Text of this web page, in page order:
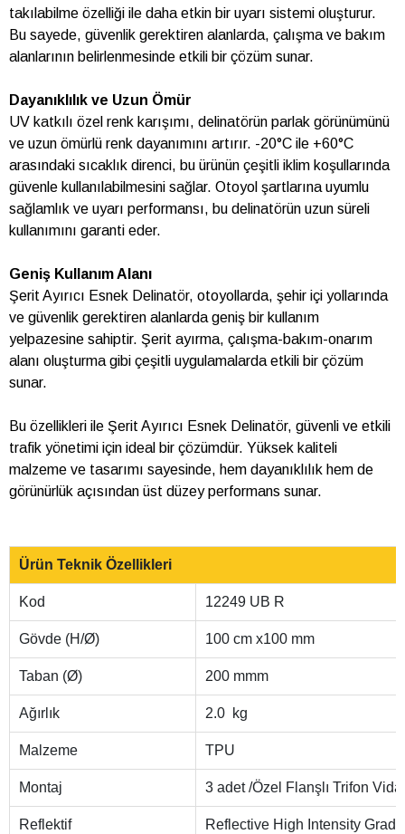
takılabilme özelliği ile daha etkin bir uyarı sistemi oluşturur.
Bu sayede, güvenlik gerektiren alanlarda, çalışma ve bakım
alanlarının belirlenmesinde etkili bir çözüm sunar.
Dayanıklılık ve Uzun Ömür
UV katkılı özel renk karışımı, delinatörün parlak görünümünü
ve uzun ömürlü renk dayanımını artırır. -20°C ile +60°C
arasındaki sıcaklık direnci, bu ürünün çeşitli iklim koşullarında
güvenle kullanılabilmesini sağlar. Otoyol şartlarına uyumlu
sağlamlık ve uyarı performansı, bu delinatörün uzun süreli
kullanımını garanti eder.
Geniş Kullanım Alanı
Şerit Ayırıcı Esnek Delinatör, otoyollarda, şehir içi yollarında
ve güvenlik gerektiren alanlarda geniş bir kullanım
yelpazesine sahiptir. Şerit ayırma, çalışma-bakım-onarım
alanı oluşturma gibi çeşitli uygulamalarda etkili bir çözüm
sunar.
Bu özellikleri ile Şerit Ayırıcı Esnek Delinatör, güvenli ve etkili
trafik yönetimi için ideal bir çözümdür. Yüksek kaliteli
malzeme ve tasarımı sayesinde, hem dayanıklılık hem de
görünürlük açısından üst düzey performans sunar.
Ürün Teknik Özellikleri
Kod 12249 UB R
Gövde (H/Ø) 100 cm x100 mm
Taban (Ø) 200 mmm
Ağırlık 2.0 kg
Malzeme TPU
Montaj 3 adet /Özel Flanşlı Trifon
Reflektif Reflective High Intensity Grade